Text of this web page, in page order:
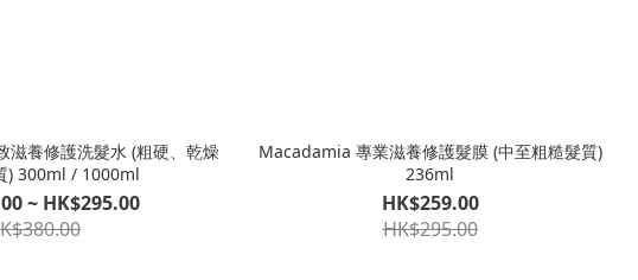
養修護洗髮水 (粗硬、乾燥
) 300ml / 1000ml
~ HK$295.00
Macadamia 專業滋養修護髮膜 (中至粗糙髮質)
236ml
HK$259.00
HK$295.00